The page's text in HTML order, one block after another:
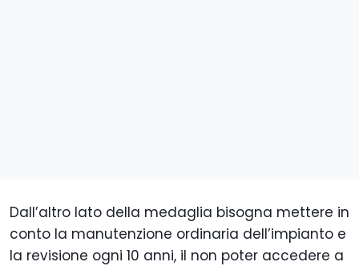
Dall’altro lato della medaglia bisogna mettere in
conto la manutenzione ordinaria dell’impianto e
la revisione ogni 10 anni, il non poter accedere a